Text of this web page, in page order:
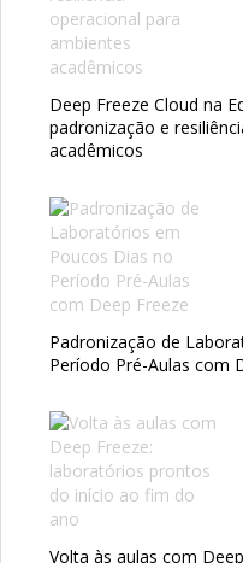
Deep Freeze Cloud na
padronização e
acadêmicos
Padronização de
Período Pré-Aulas com
Volta às aulas com